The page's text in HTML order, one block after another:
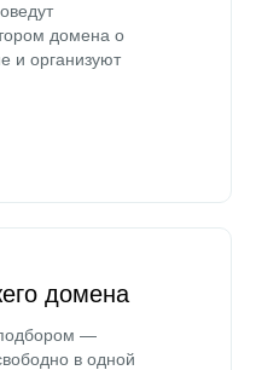
домена о
и организуют
домена
—
в одной